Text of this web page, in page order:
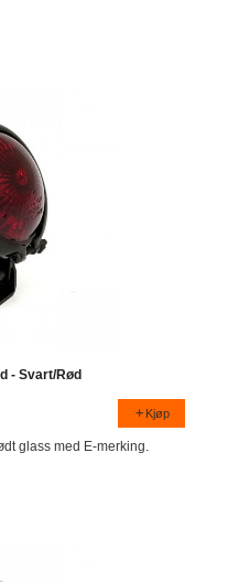
- Svart/Rød
Kjøp
glass med E-merking.